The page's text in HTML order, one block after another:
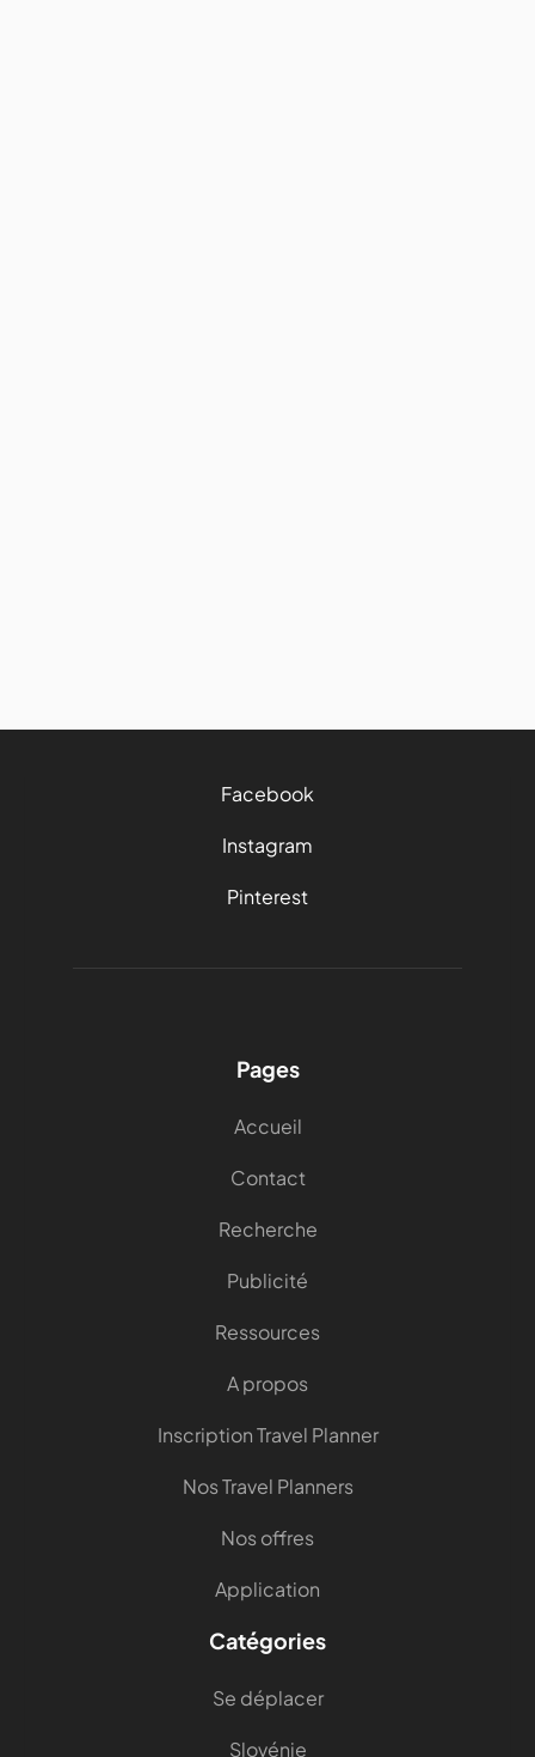
Facebook
Instagram
Pinterest
Pages
Accueil
Contact
Recherche
Publicité
Ressources
A propos
Inscription Travel Planner
Nos Travel Planners
Nos offres
Application
Catégories
Se déplacer
Slovénie